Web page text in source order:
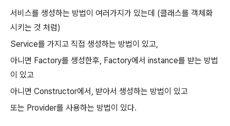
서비스를 생성하는 방법이 여러가지가 있는데 (클래스를 객체화
시키는 것 처럼)
Service를 가지고 직접 생성하는 방법이 있고,
아니면 Factory를 생성한후, Factory에서 instance를 받는 방법
이 있고
아니면 Constructor에서, 받아서 생성하는 방법이 있고
또는 Provider를 사용하는 방법이 있다.